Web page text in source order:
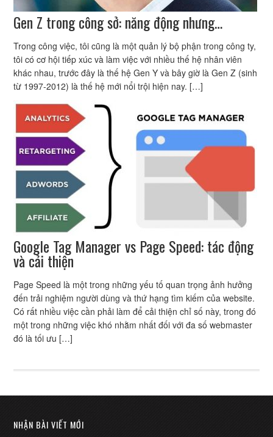
Gen Z trong công sở: năng động nhưng…
Trong công việc, tôi cũng là một quản lý bộ phận trong công ty,
tôi có cơ hội tiếp xúc và làm việc với nhiều thế hệ nhân viên
khác nhau, trước đây là thế hệ Gen Y và bây giờ là Gen Z (sinh
từ 1997-2012) là thế hệ mới nổi trội hiện nay. […]
Google Tag Manager vs Page Speed: tác động
và cải thiện
Page Speed là một trong những yếu tố quan trọng ảnh hưởng
đến trải nghiệm người dùng và thứ hạng tìm kiếm của website.
Có rất nhiều việc cần phải làm để cải thiện chỉ số này, trong đó
một trong những việc khó nhằm nhất đối với đa số webmaster
đó là tối ưu […]
NHẬN BÀI VIẾT MỚI